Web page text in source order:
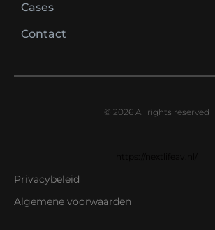
Cases
Contact
© 2026 All rights reserved
Privacybeleid
Algemene voorwaarden